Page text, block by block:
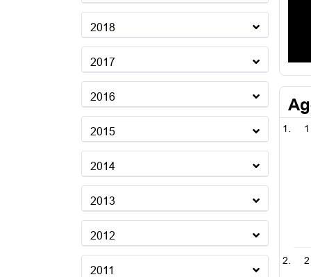
2018
2017
2016
2015
2014
2013
2012
2011
1
2